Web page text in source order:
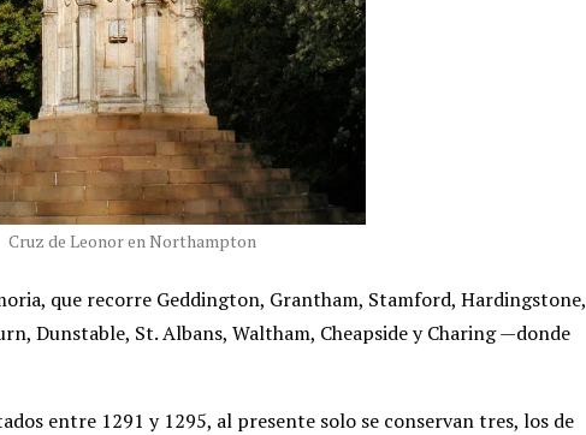
Cruz de Leonor en Northampton
que recorre Geddington, Grantham, Stamford, Hardingstone,
Dunstable, St. Albans, Waltham, Cheapside y Charing —donde
entre 1291 y 1295, al presente solo se conservan tres, los de